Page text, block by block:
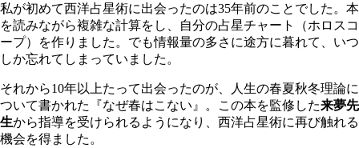
私が初めて西洋占星術に出会ったのは35年前のことでした。本
を読みながら複雑な計算をし、自分の占星チャート（ホロスコ
ープ）を作りました。でも情報量の多さに途方に暮れて、いつ
しか忘れてしまっていました。
それから10年以上たって出会ったのが、人生の春夏秋冬理論に
ついて書かれた『なぜ春はこない』。この本を監修した来夢先
生から指導を受けられるようになり、西洋占星術に再び触れる
機会を得ました。